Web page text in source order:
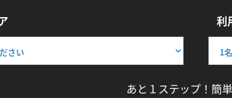
利
あと１ステップ！簡